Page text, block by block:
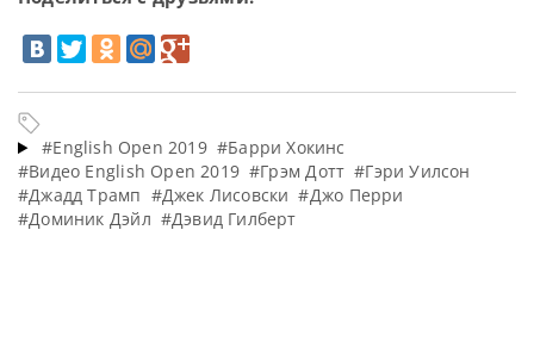
#English Open 2019 #Барри Хокинс
#Видео English Open 2019 #Грэм Дотт #Гэри Уилсон
#Джадд Трамп #Джек Лисовски #Джо Перри
#Доминик Дэйл #Дэвид Гилберт